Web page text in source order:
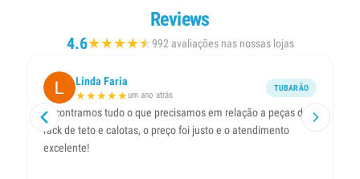
Reviews
4.6★★★★★
★992 avaliações nas nossas lojas
Linda Faria
★★★★★um ano atrás
TUBARÃO
Encontramos tudo o que precisamos em relação a peças do
rack de teto e calotas, o preço foi justo e o atendimento
excelente!